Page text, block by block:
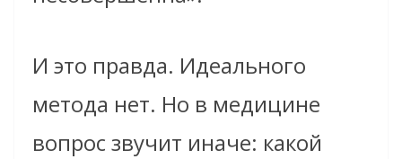
И это правда. Идеального
метода нет. Но в медицине
вопрос звучит иначе: какой